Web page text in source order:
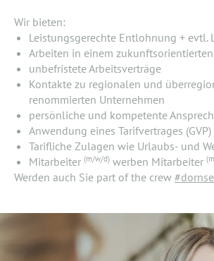
Wir bieten:
Leistungsgerechte Entlohnung + evtl.
Arbeiten in einem
unbefristete Arbeitsverträge
Kontakte zu regionalen und
renommierten Unternehmen
persönliche und kompetente
Anwendung eines Tarifvertrages (GVP)
Tarifliche Zulagen wie Urlaubs- und
Mitarbeiter (m/w/d)werben Mitarbeiter
Werden auch Sie part of the crew